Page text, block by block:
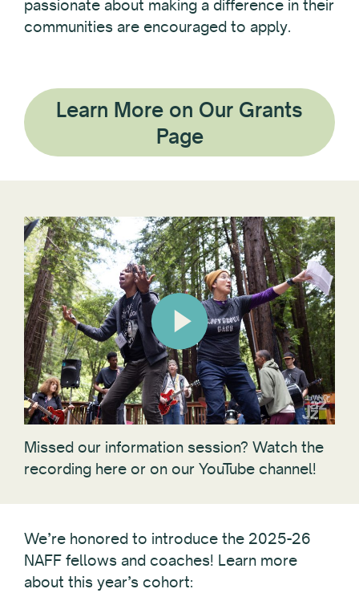
passionate about making a difference in their
communities are encouraged to apply.
Learn More on Our Grants
Page
Missed our information session? Watch the
recording here or on our YouTube channel!
We’re honored to introduce the 2025-26
NAFF fellows and coaches! Learn more
about this year’s cohort: